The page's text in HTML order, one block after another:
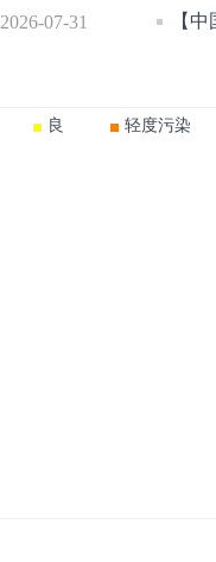
2026-07-31 【
良 轻度污染